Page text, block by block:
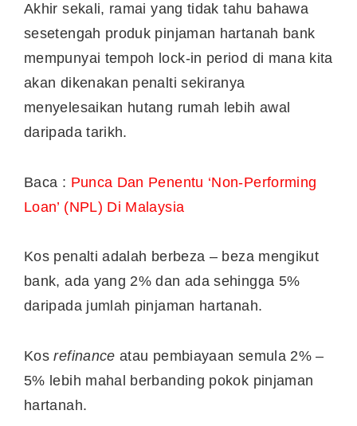
Akhir sekali, ramai yang tidak tahu bahawa
sesetengah produk pinjaman hartanah bank
mempunyai tempoh lock-in period di mana kita
akan dikenakan penalti sekiranya
menyelesaikan hutang rumah lebih awal
daripada tarikh.
Baca : Punca Dan Penentu ‘Non-Performing
Loan’ (NPL) Di Malaysia
Kos penalti adalah berbeza – beza mengikut
bank, ada yang 2% dan ada sehingga 5%
daripada jumlah pinjaman hartanah.
Kosrefinanceatau pembiayaan semula 2% –
5% lebih mahal berbanding pokok pinjaman
hartanah.